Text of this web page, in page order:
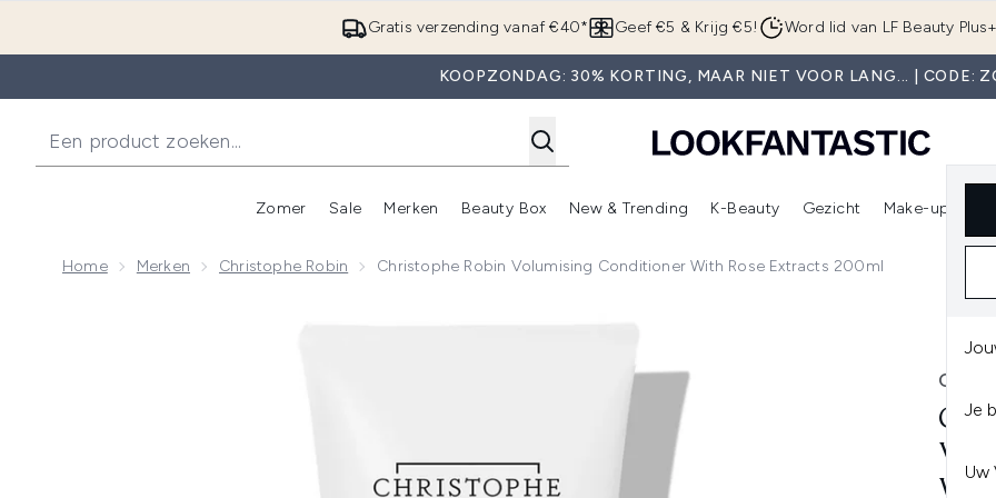
Overslaan naar de hoofdinhoud
Gratis verzending vanaf €40* Geef €5 & Krijg €5! Word lid van LF Beauty Plus+
KOOPZONDAG: 30% KORTING, MAAR NIET VOOR LANG... | CODE:
Je
Uw
Zomer
Enter submenu (Zomer)
Sale
Enter submenu (Sale)
Merken
Enter submenu (Merken)
Beauty Box
Enter submenu (Beauty Box)
New & Trending
Enter submenu (New & Trending)
K-Beauty
Enter submenu (K-Beauty)
Gezicht Make-up
Home Merken Christophe Robin Christophe Robin Volumising Conditioner With Rose Extracts 200ml